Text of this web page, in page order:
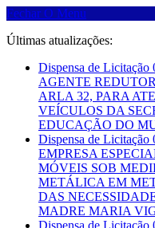
Fechar O Menu
Últimas atualizações:
Dispensa de
AGENTE
ARLA 32, PARA
VEÍCULOS DA
EDUCAÇÃO DO
Dispensa de
EMPRESA
MÓVEIS SOB
METÁLICA EM
DAS
MADRE MARIA
Dispensa de